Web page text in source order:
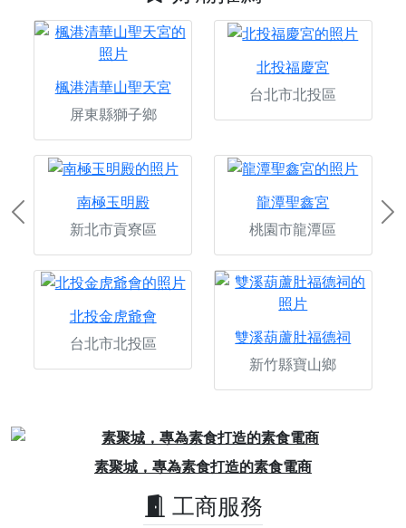
楓港清華山聖天宮
屏東縣獅子鄉
北投福慶宮
台北市北投區
南極玉明殿
新北市貢寮區
龍潭聖鑫宮
桃園市龍潭區
北投金虎爺會
台北市北投區
雙溪葫蘆肚福德祠
新竹縣寶山鄉
Previous
素聚城，專為素食打造的素食電商
Previous
工商服務